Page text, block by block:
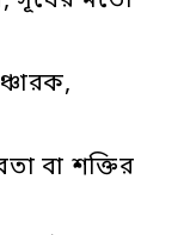
বা শক্তির